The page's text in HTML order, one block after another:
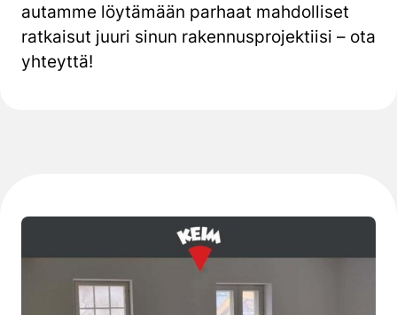
autamme löytämään parhaat mahdolliset
ratkaisut juuri sinun rakennusprojektiisi – ota
yhteyttä!